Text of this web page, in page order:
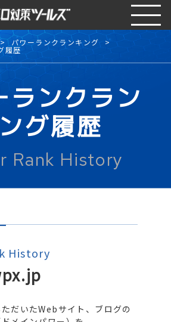
パワーランクランキング
履歴
ランクラン
グ履歴
Rank History
History
だいたWebサイト、ブログの